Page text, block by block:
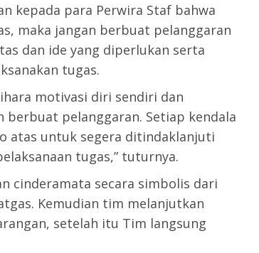
kepada para Perwira Staf bahwa
maka jangan berbuat pelanggaran
dan ide yang diperlukan serta
tugas.
motivasi diri sendiri dan
pelanggaran. Setiap kendala
atas untuk segera ditindaklanjuti
tugas,” tuturnya.
cinderamata secara simbolis dari
Kemudian tim melanjutkan
setelah itu Tim langsung